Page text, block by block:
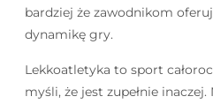
bardziej że zawodnikom
dynamikę gry.
Lekkoatletyka to sport
myśli, że jest zupełnie